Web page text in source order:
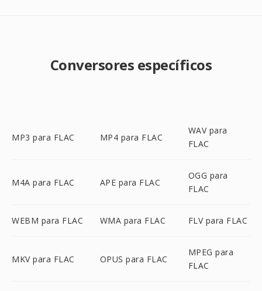
Conversores específicos
MP3 para FLAC MP4 para FLAC
WAV para
FLAC
M4A para FLAC APE para FLAC
OGG para
FLAC
WEBM para FLAC WMA para FLAC FLV para FLAC
MKV para FLAC OPUS para FLAC
MPEG para
FLAC